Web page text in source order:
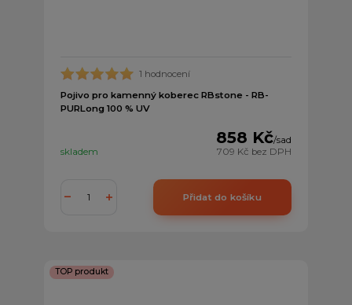
1 hodnocení
Pojivo pro kamenný koberec RBstone - RB-
PURLong 100 % UV
858 Kč/sad
709 Kč bez DPH
skladem
Přidat do košíku
TOP produkt